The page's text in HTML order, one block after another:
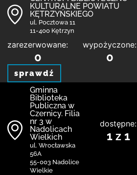
KULTURALNE POWIATU
KĘTRZYŃSKIEGO
ul. Pocztowa 11
11-400 Kętrzyn
zarezerwowane:
0
wypożyczone:
0
sprawdź
Gminna
Biblioteka
Publiczna w
Czernicy. Filia
nr 3 w
Nadolicach
Wielkich
ul. Wrocławska
56A
55-003 Nadolice
Wielkie
dostępne:
1 z 1